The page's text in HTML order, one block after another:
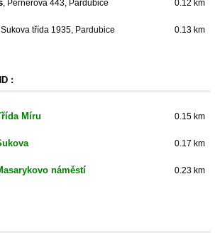
, Pernerova 443, Pardubice 0.12 km
Sukova třída 1935, Pardubice 0.13 km
:
Míru 0.15 km
0.17 km
náměstí 0.23 km